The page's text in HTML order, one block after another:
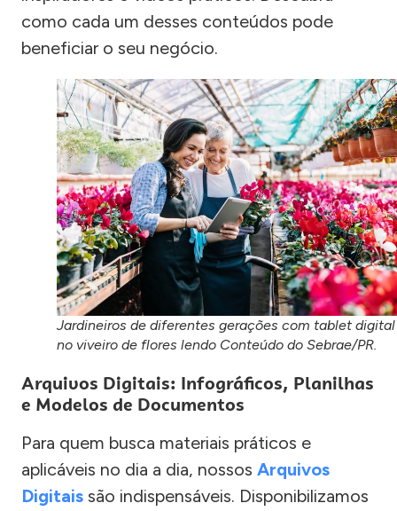
como cada um desses conteúdos pode
beneficiar o seu negócio.
Jardineiros de diferentes gerações com tablet digital
no viveiro de flores lendo Conteúdo do Sebrae/PR.
Arquivos Digitais: Infográficos, Planilhas
e Modelos de Documentos
Para quem busca materiais práticos e
aplicáveis no dia a dia, nossos Arquivos
Digitais são indispensáveis. Disponibilizamos